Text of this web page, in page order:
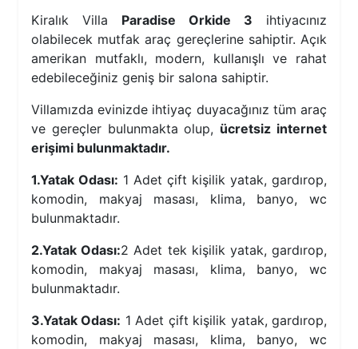
Kiralık Villa Paradise Orkide 3 ihtiyacınız
olabilecek mutfak araç gereçlerine sahiptir. Açık
amerikan mutfaklı, modern, kullanışlı ve rahat
edebileceğiniz geniş bir salona sahiptir.
Villamızda evinizde ihtiyaç duyacağınız tüm araç
ve gereçler bulunmakta olup, ücretsiz internet
erişimi bulunmaktadır.
1.Yatak Odası: 1 Adet çift kişilik yatak, gardırop,
komodin, makyaj masası, klima, banyo, wc
bulunmaktadır.
2.Yatak Odası:2 Adet tek kişilik yatak, gardırop,
komodin, makyaj masası, klima, banyo, wc
bulunmaktadır.
3.Yatak Odası: 1 Adet çift kişilik yatak, gardırop,
komodin, makyaj masası, klima, banyo, wc